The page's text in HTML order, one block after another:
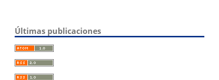
Últimas publicaciones